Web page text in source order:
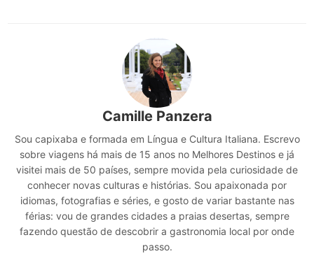
Camille Panzera
Sou capixaba e formada em Língua e Cultura Italiana. Escrevo
sobre viagens há mais de 15 anos no Melhores Destinos e já
visitei mais de 50 países, sempre movida pela curiosidade de
conhecer novas culturas e histórias. Sou apaixonada por
idiomas, fotografias e séries, e gosto de variar bastante nas
férias: vou de grandes cidades a praias desertas, sempre
fazendo questão de descobrir a gastronomia local por onde
passo.